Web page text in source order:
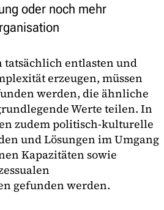
oder noch mehr
tatsächlich entlasten und
erzeugen, müssen
werden, die ähnliche
Werte teilen. In
zudem politisch-kulturelle
und Lösungen im Umgang
Kapazitäten sowie
gefunden werden.